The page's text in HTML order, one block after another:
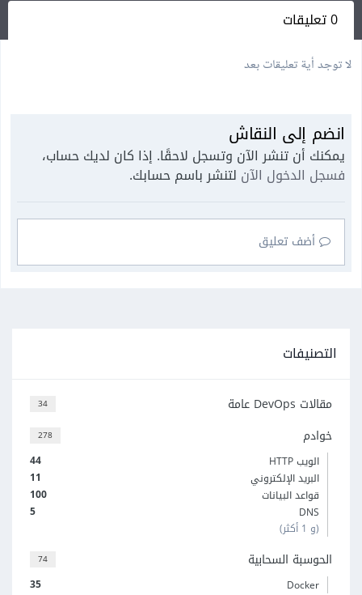
0 تعليقات
لا توجد أية تعليقات بعد
انضم إلى النقاش
يمكنك أن تنشر الآن وتسجل لاحقًا. إذا كان لديك حساب،
فسجل الدخول الآن لتنشر باسم حسابك.
أضف تعليق
التصنيفات
34 مقالات DevOps عامة
278 خوادم
44
الويب HTTP
11
البريد الإلكتروني
100
قواعد البيانات
5
DNS
(و 1 أكثر)
74 الحوسبة السحابية
35 Docker